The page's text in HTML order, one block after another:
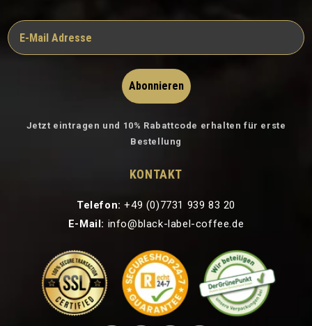
Abonnieren
Jetzt eintragen und 10% Rabattcode erhalten für erste
Bestellung
KONTAKT
Telefon: +49 (0)7731 939 83 20
E-Mail: info@black-label-coffee.de